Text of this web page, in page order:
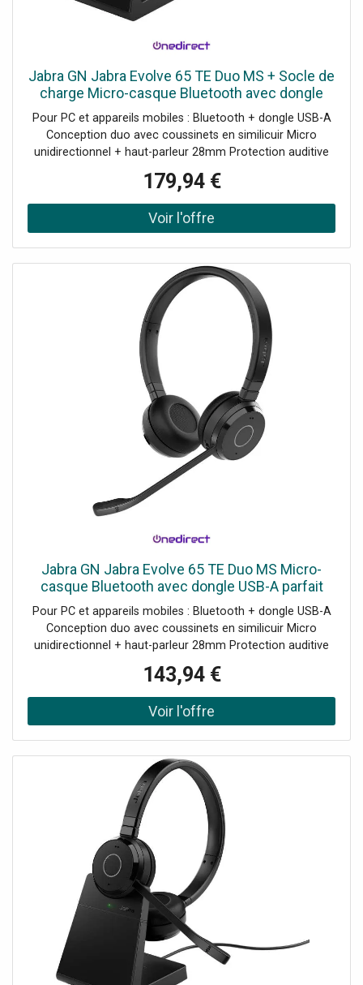
Jabra GN Jabra Evolve 65 TE Duo MS + Socle de
charge Micro-casque Bluetooth avec dongle
USB-A et socle de charge, parfait pour les
appels quotidiens et
Pour PC et appareils mobiles : Bluetooth + dongle USB-A
Conception duo avec coussinets en similicuir Micro
unidirectionnel + haut-parleur 28mm Protection auditive
intégrée Autonomie en appel : jusqu'à 16h Recharge via le
socle fourni Certifié Microsoft Teams
179,94 €
Jabra GN Jabra Evolve 65 TE Duo MS Micro-
casque Bluetooth avec dongle USB-A parfait
pour les appels quotidiens et l'écoute de
musique.
Pour PC et appareils mobiles : Bluetooth + dongle USB-A
Conception duo avec coussinets en similicuir Micro
unidirectionnel + haut-parleur 28mm Protection auditive
intégrée Autonomie en appel : jusqu'à 16h Certifié
Microsoft Teams
143,94 €